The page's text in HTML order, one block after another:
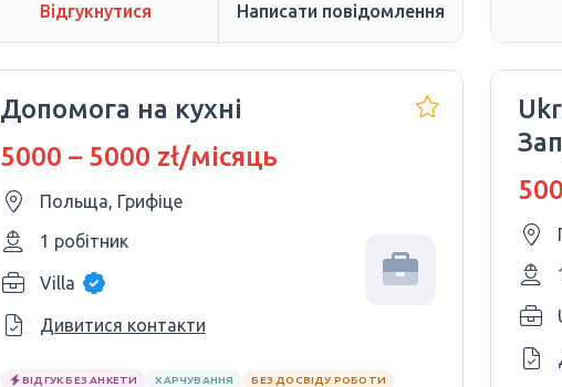
Відгукнутися Написати повідомлення
Допомога на кухні
5000 – 5000 zł/місяць
Польща, Грифіце
1 робітник
Villa
Дивитися контакти
ВІДГУК БЕЗ АНКЕТИ ХАРЧУВАННЯ
БЕЗ ДОСВІДУ РОБОТИ